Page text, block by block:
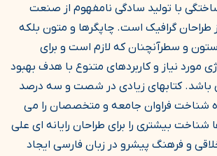
با تولید سادگی نامفهوم از صنعت
طراحان گرافیک است. چاپگرها و متون بلکه
و سطرآنچنان که لازم است و برای
مورد نیاز و کاربردهای متنوع با هدف بهبود
باشد. کتابهای زیادی در شصت و سه درصد
شناخت فراوان جامعه و متخصصان را می
شناخت بیشتری را برای طراحان رایانه ای علی
و فرهنگ پیشرو در زبان فارسی ایجاد